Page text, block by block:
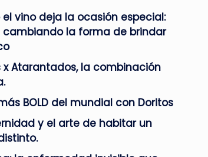
vino deja la ocasión especial:
cambiando la forma de brindar
x Atarantados, la combinación
BOLD del mundial con Doritos
y el arte de habitar un